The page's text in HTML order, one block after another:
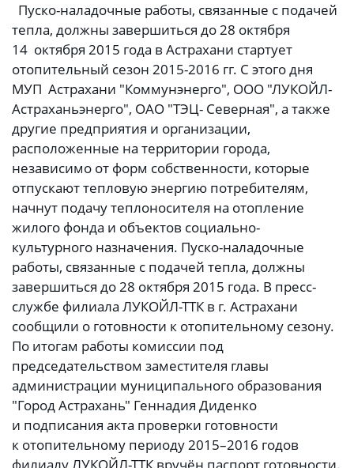
Пуско-наладочные работы, связанные с подачей
тепла, должны завершиться до 28 октября
14 октября 2015 года в Астрахани стартует
отопительный сезон 2015-2016 гг. С этого дня
МУП Астрахани "Коммунэнерго", ООО "ЛУКОЙЛ-
Астраханьэнерго", ОАО "ТЭЦ- Северная", а также
другие предприятия и организации,
расположенные на территории города,
независимо от форм собственности, которые
отпускают тепловую энергию потребителям,
начнут подачу теплоносителя на отопление
жилого фонда и объектов социально-
культурного назначения. Пуско-наладочные
работы, связанные с подачей тепла, должны
завершиться до 28 октября 2015 года. В пресс-
службе филиала ЛУКОЙЛ-ТТК в г. Астрахани
сообщили о готовности к отопительному сезону.
По итогам работы комиссии под
председательством заместителя главы
администрации муниципального образования
"Город Астрахань" Геннадия Диденко
и подписания акта проверки готовности
к отопительному периоду 2015–2016 годов